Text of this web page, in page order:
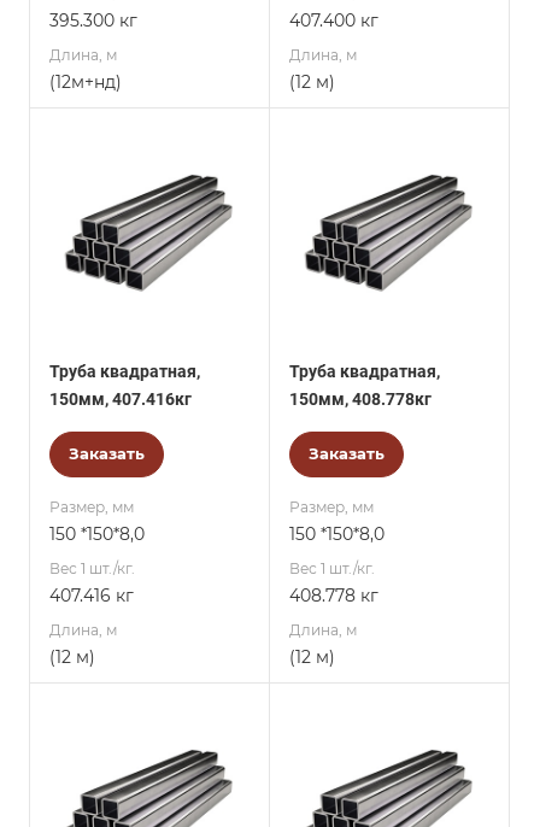
395.300 кг
Длина, м
(12м+нд)
407.400 кг
Длина, м
(12 м)
Труба квадратная,
150мм, 407.416кг
Заказать
Размер, мм
150 *150*8,0
Вес 1 шт./кг.
407.416 кг
Длина, м
(12 м)
Труба квадратная,
150мм, 408.778кг
Заказать
Размер, мм
150 *150*8,0
Вес 1 шт./кг.
408.778 кг
Длина, м
(12 м)